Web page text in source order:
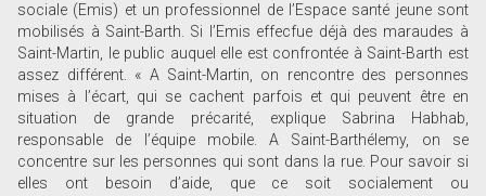
sociale (Emis) et un professionnel de l’Espace santé jeune sont
mobilisés à Saint-Barth. Si l’Emis effecfue déjà des maraudes à
Saint-Martin, le public auquel elle est confrontée à Saint-Barth est
assez différent. « A Saint-Martin, on rencontre des personnes
mises à l’écart, qui se cachent parfois et qui peuvent être en
situation de grande précarité, explique Sabrina Habhab,
responsable de l’équipe mobile. A Saint-Barthélemy, on se
concentre sur les personnes qui sont dans la rue. Pour savoir si
elles ont besoin d’aide, que ce soit socialement ou